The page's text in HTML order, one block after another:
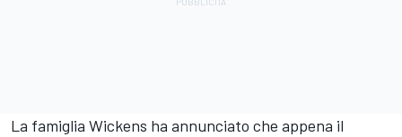
La famiglia Wickens ha annunciato che appena il